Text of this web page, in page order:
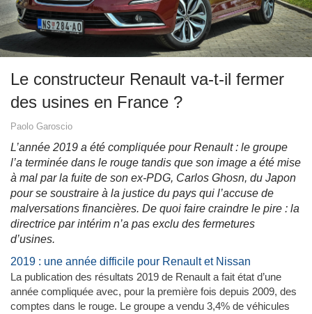
Le constructeur Renault va-t-il fermer
des usines en France ?
Paolo Garoscio
L’année 2019 a été compliquée pour Renault : le groupe
l’a terminée dans le rouge tandis que son image a été mise
à mal par la fuite de son ex-PDG, Carlos Ghosn, du Japon
pour se soustraire à la justice du pays qui l’accuse de
malversations financières. De quoi faire craindre le pire : la
directrice par intérim n’a pas exclu des fermetures
d’usines.
2019 : une année difficile pour Renault et Nissan
La publication des résultats 2019 de Renault a fait état d’une
année compliquée avec, pour la première fois depuis 2009, des
comptes dans le rouge. Le groupe a vendu 3,4% de véhicules